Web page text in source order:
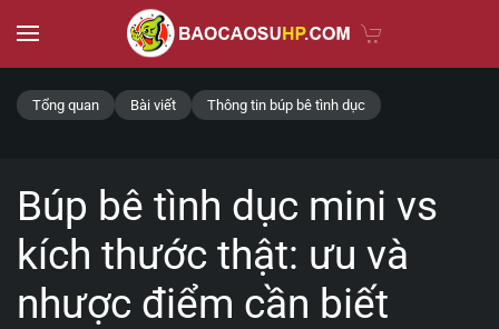
Skip to main content
Tổng quan Bài viết Thông tin búp bê tình dục
Búp bê tình dục mini vs
kích thước thật: ưu và
nhược điểm cần biết